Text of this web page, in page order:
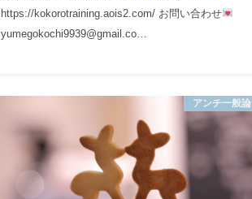
https://kokorotraining.aois2.com/ お問い合わせ
yumegokochi9939@gmail.co…
アンチ一般論